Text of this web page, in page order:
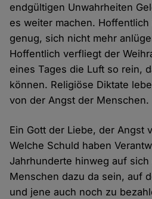
endgültigen Unwahrheiten
es weiter machen.
genug, sich nicht mehr
Hoffentlich verfliegt der
eines Tages die Luft so rein,
können. Religiöse Diktate
von der Angst der Menschen.
Ein Gott der Liebe, der Angst
Welche Schuld haben
Jahrhunderte hinweg auf sich
Menschen dazu da sein, auf
und jene auch noch zu